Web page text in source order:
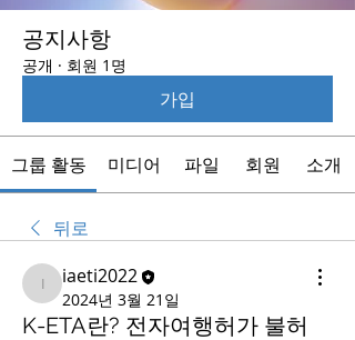
공지사항
공개 · 회원 1명
가입
그룹 활동 미디어 파일 회원 소개
뒤로
iaeti2022
iaeti2022
2024년 3월 21일
K-ETA란? 전자여행허가 불허